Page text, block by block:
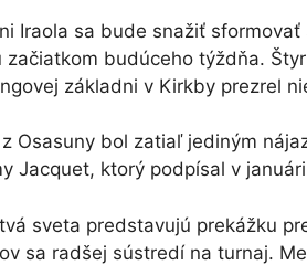
Iraola sa bude snažiť sformovať
začiatkom budúceho týždňa.
základni v Kirkby prezrel
Osasuny bol zatiaľ jediným
Jacquet, ktorý podpísal v
sveta predstavujú prekážku
sa radšej sústredí na turnaj.